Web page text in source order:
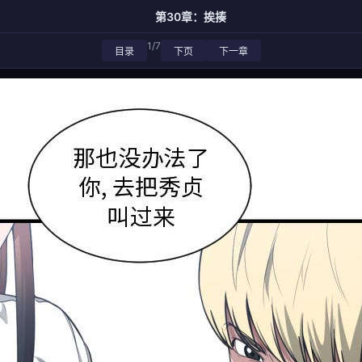
第30章：挨揍
目录 1/7 下页 下一章